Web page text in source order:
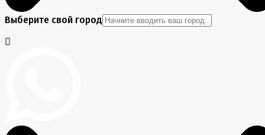
Выберите свой город